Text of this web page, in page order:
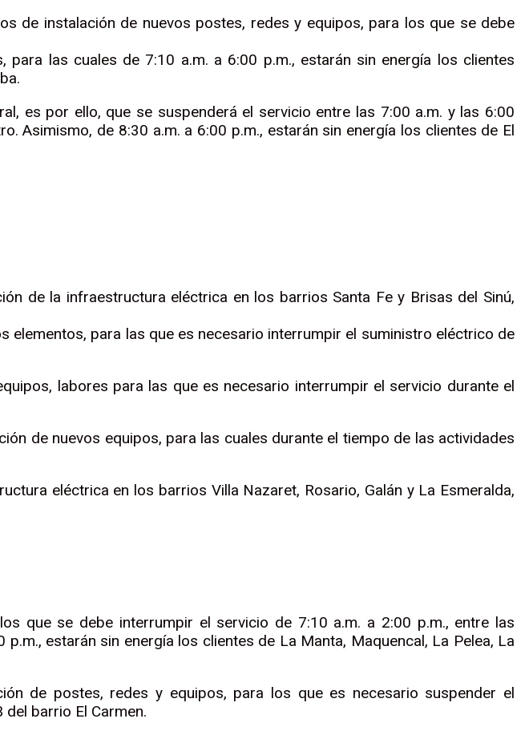
de instalación de nuevos postes, redes y equipos, para los que se debe
las cuales de 7:10 a.m. a 6:00 p.m., estarán sin energía los clientes
es por ello, que se suspenderá el servicio entre las 7:00 a.m. y las 6:00
Asimismo, de 8:30 a.m. a 6:00 p.m., estarán sin energía los clientes de El
de la infraestructura eléctrica en los barrios Santa Fe y Brisas del Sinú,
elementos, para las que es necesario interrumpir el suministro eléctrico de
labores para las que es necesario interrumpir el servicio durante el
de nuevos equipos, para las cuales durante el tiempo de las actividades
eléctrica en los barrios Villa Nazaret, Rosario, Galán y La Esmeralda,
que se debe interrumpir el servicio de 7:10 a.m. a 2:00 p.m., entre las
estarán sin energía los clientes de La Manta, Maquencal, La Pelea, La
de postes, redes y equipos, para los que es necesario suspender el
barrio El Carmen.